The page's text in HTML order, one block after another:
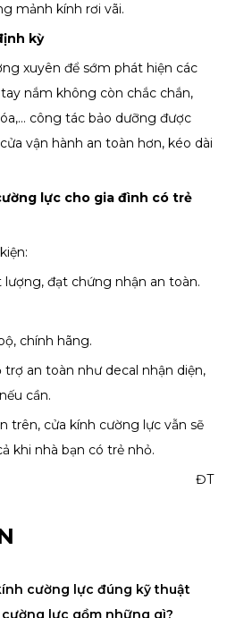
mảnh kính rơi vãi.
kỳ
xuyên để sớm phát hiện các
nắm không còn chắc chắn,
công tác bảo dưỡng được
vận hành an toàn hơn, kéo dài
lực cho gia đình có trẻ
đạt chứng nhận an toàn.
chính hãng.
an toàn như decal nhận diện,
cần.
trên, cửa kính cường lực vẫn sẽ
khi nhà bạn có trẻ nhỏ.
ĐT
cường lực đúng kỹ thuật